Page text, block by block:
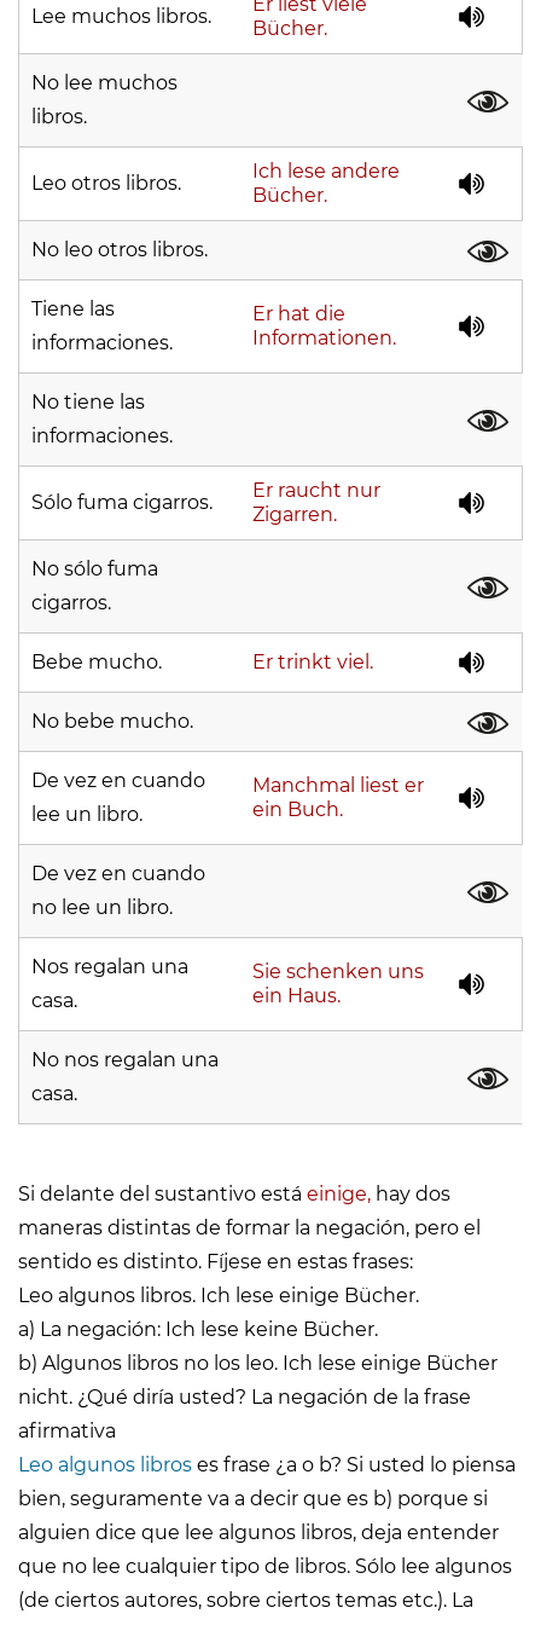
Lee muchos libros.
Bücher.
No lee muchos
libros.
Leo otros libros.
Ich lese andere
Bücher.
No leo otros libros.
Tiene las
informaciones.
Er hat die
Informationen.
No tiene las
informaciones.
Sólo fuma cigarros.
Er raucht nur
Zigarren.
No sólo fuma
cigarros.
Bebe mucho. Er trinkt viel.
No bebe mucho.
De vez en cuando
lee un libro.
Manchmal liest er
ein Buch.
De vez en cuando
no lee un libro.
Nos regalan una
casa.
Sie schenken uns
ein Haus.
No nos regalan una
casa.
Si delante del sustantivo está einige, hay dos
maneras distintas de formar la negación, pero el
sentido es distinto. Fíjese en estas frases:
Leo algunos libros. Ich lese einige Bücher.
a) La negación: Ich lese keine Bücher.
b) Algunos libros no los leo. Ich lese einige Bücher
nicht. ¿Qué diría usted? La negación de la frase
afirmativa
Leo algunos libros es frase ¿a o b? Si usted lo piensa
bien, seguramente va a decir que es b) porque si
alguien dice que lee algunos libros, deja entender
que no lee cualquier tipo de libros. Sólo lee algunos
(de ciertos autores, sobre ciertos temas etc.). La